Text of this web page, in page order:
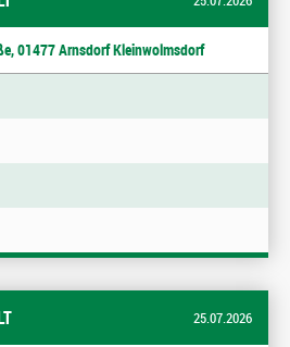
01477 Arnsdorf Kleinwolmsdorf
25.07.2026